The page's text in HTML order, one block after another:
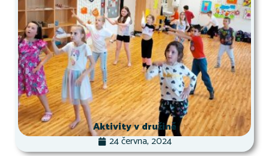
Aktivity v družině
24 června, 2024